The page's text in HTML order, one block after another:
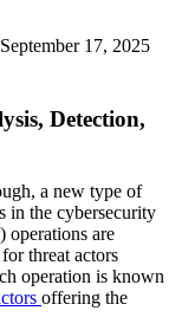
September 17, 2025
Detection,
a new type of
in the cybersecurity
operations are
threat actors
operation is known
offering the